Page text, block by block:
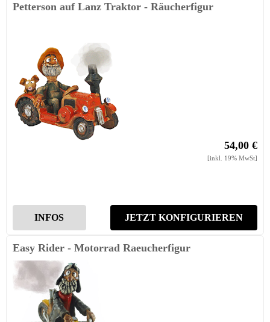
Petterson auf Lanz Traktor - Räucherfigur
54,00 €
[inkl. 19% MwSt]
INFOS JETZT KONFIGURIEREN
Easy Rider - Motorrad Raeucherfigur